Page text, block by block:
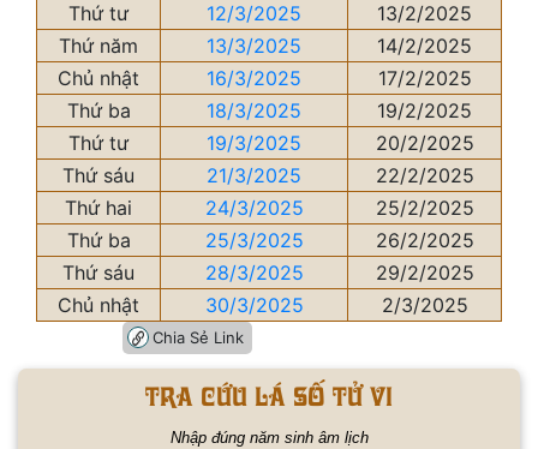
Thứ tư
12/3/2025
13/2/2025
Thứ năm
13/3/2025
14/2/2025
Chủ nhật
16/3/2025
17/2/2025
Thứ ba
18/3/2025
19/2/2025
Thứ tư
19/3/2025
20/2/2025
Thứ sáu
21/3/2025
22/2/2025
Thứ hai
24/3/2025
25/2/2025
Thứ ba
25/3/2025
26/2/2025
Thứ sáu
28/3/2025
29/2/2025
Chủ nhật
30/3/2025 2/3/2025
Chia Sẻ Link
Tra cứu lá số tử vi
Nhập đúng năm sinh âm lịch